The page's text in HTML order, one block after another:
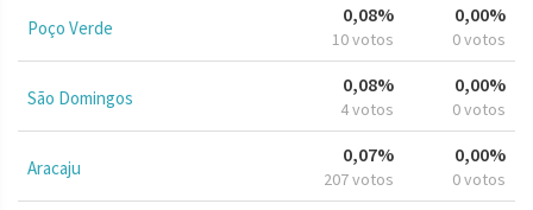
Poço Verde
0,08%
10 votos
0,00%
0 votos
São Domingos
0,08%
4 votos
0,00%
0 votos
Aracaju
0,07%
207 votos
0,00%
0 votos